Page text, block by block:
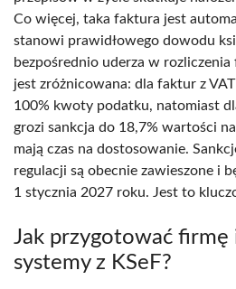
Co więcej, taka faktura jest
stanowi prawidłowego dowodu
bezpośrednio uderza w
jest zróżnicowana: dla faktur z
100% kwoty podatku, natomiast
grozi sankcja do 18,7% wartości
mają czas na dostosowanie.
regulacji są obecnie zawieszone i
1 stycznia 2027 roku. Jest to
Jak przygotować firmę
systemy z KSeF?